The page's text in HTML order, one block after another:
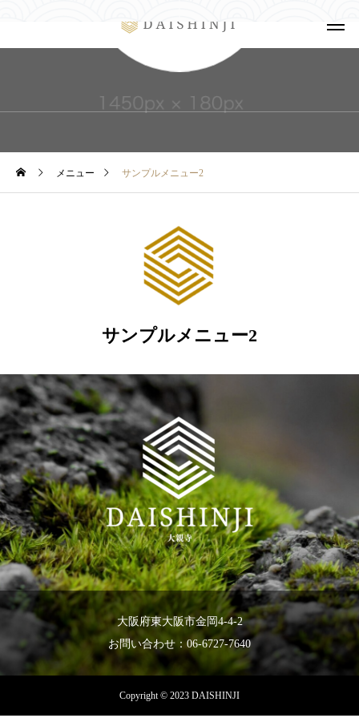
メニュー サンプルメニュー2
サンプルメニュー2
大阪府東大阪市金岡4-4-2
お問い合わせ：06-6727-7640
Copyright © 2023 DAISHINJI